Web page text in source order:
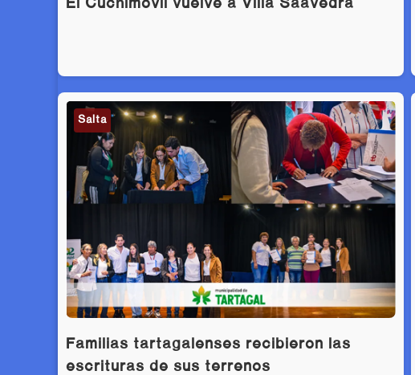
El Cuchimóvil vuelve a Villa Saavedra
Salta
Familias tartagalenses recibieron las
escrituras de sus terrenos